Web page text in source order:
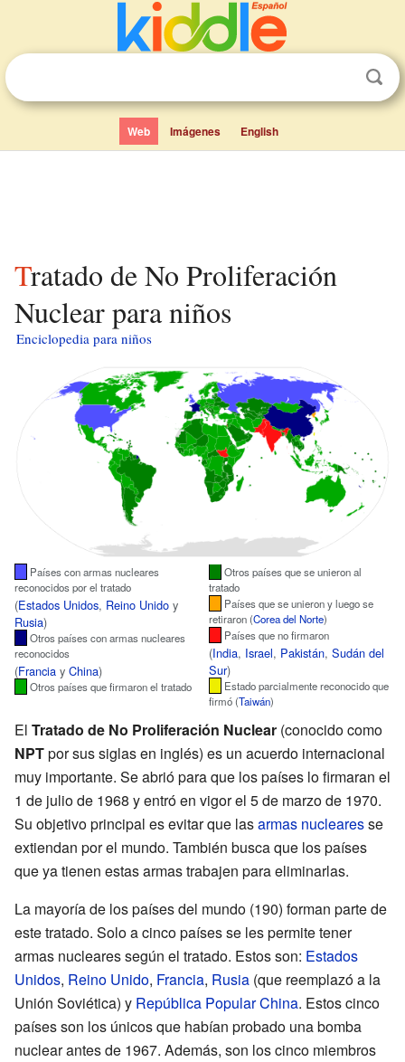
Web Imágenes English
Tratado de No Proliferación
Nuclear para niños
Enciclopedia para niños
Países con armas nucleares
reconocidos por el tratado
(Estados Unidos, Reino Unido y
Rusia)
Otros países con armas nucleares
reconocidos
(Francia y China)
Otros países que firmaron el tratado
Otros países que se unieron al
tratado
Países que se unieron y luego se
retiraron (Corea del Norte)
Países que no firmaron
(India, Israel, Pakistán, Sudán del
Sur)
Estado parcialmente reconocido que
firmó (Taiwán)
El Tratado de No Proliferación Nuclear (conocido como
NPTpor sus siglas en inglés) es un acuerdo internacional
muy importante. Se abrió para que los países lo firmaran el
1 de julio de 1968 y entró en vigor el 5 de marzo de 1970.
Su objetivo principal es evitar que lasarmas nuclearesse
extiendan por el mundo. También busca que los países
que ya tienen estas armas trabajen para eliminarlas.
La mayoría de los países del mundo (190) forman parte de
este tratado. Solo a cinco países se les permite tener
armas nucleares según el tratado. Estos son: Estados
Unidos, Reino Unido, Francia, Rusia (que reemplazó a la
Unión Soviética) y República Popular China. Estos cinco
países son los únicos que habían probado una bomba
nuclear antes de 1967. Además, son los cinco miembros